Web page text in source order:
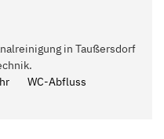
in Taußersdorf
WC-Abfluss